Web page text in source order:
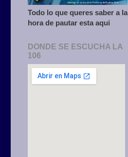
Todo lo que queres saber a la
hora de pautar esta aqui
DONDE SE ESCUCHA LA
106